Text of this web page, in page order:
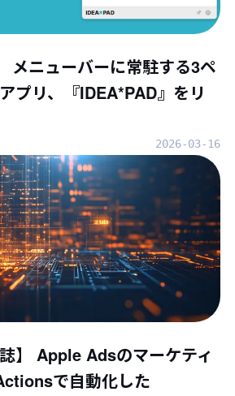
メニューバーに常駐する3ペ
プリ、『IDEA*PAD』をリ
2026-03-16
誌】 Apple Adsのマーケティ
で自動化した